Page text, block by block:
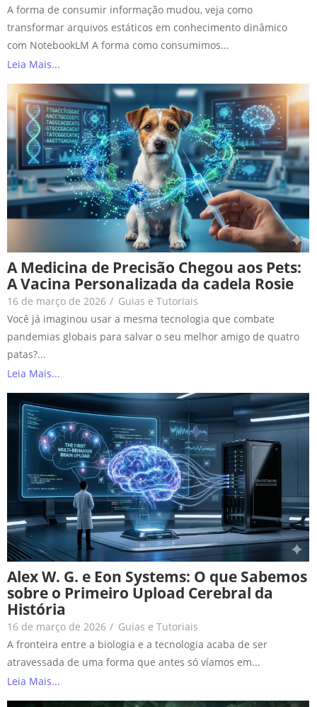
A forma de consumir informação mudou, veja como
transformar arquivos estáticos em conhecimento dinâmico
com NotebookLM A forma como consumimos...
Leia Mais...
A Medicina de Precisão Chegou aos Pets:
A Vacina Personalizada da cadela Rosie
16 de março de 2026 / Guias e Tutoriais
Você já imaginou usar a mesma tecnologia que combate
pandemias globais para salvar o seu melhor amigo de quatro
patas?...
Leia Mais...
Alex W. G. e Eon Systems: O que Sabemos
sobre o Primeiro Upload Cerebral da
História
16 de março de 2026 / Guias e Tutoriais
A fronteira entre a biologia e a tecnologia acaba de ser
atravessada de uma forma que antes só víamos em...
Leia Mais...